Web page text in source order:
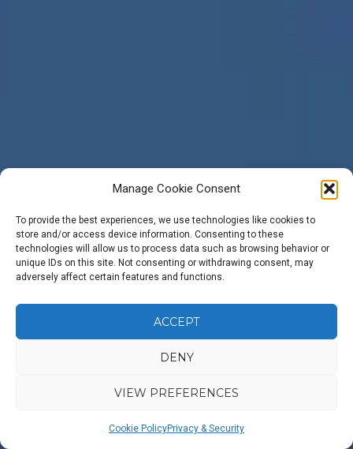
Manage Cookie Consent
To provide the best experiences, we use technologies like cookies to
store and/or access device information. Consenting to these
technologies will allow us to process data such as browsing behavior or
unique IDs on this site. Not consenting or withdrawing consent, may
adversely affect certain features and functions.
ACCEPT
DENY
VIEW PREFERENCES
Cookie PolicyPrivacy & Security